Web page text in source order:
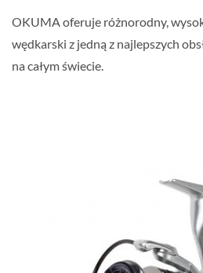
OKUMA oferuje różnorodny,
wędkarski z jedną z najlepszych
na całym świecie.